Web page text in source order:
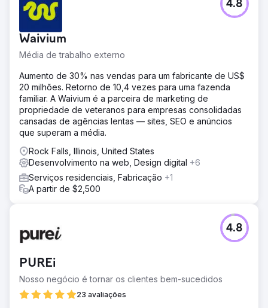
Waivium
Média de trabalho externo
4.8
Aumento de 30% nas vendas para um fabricante de US$
20 milhões. Retorno de 10,4 vezes para uma fazenda
familiar. A Waivium é a parceira de marketing de
propriedade de veteranos para empresas consolidadas
cansadas de agências lentas — sites, SEO e anúncios
que superam a média.
Rock Falls, Illinois, United States
Desenvolvimento na web, Design digital +6
Serviços residenciais, Fabricação +1
A partir de $2,500
PUREi
Nosso negócio é tornar os clientes bem-sucedidos
23 avaliações
4.8